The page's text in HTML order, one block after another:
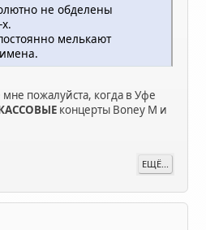
не обделены
мелькают
пожалуйста, когда в Уфе
концерты Boney M и
ЕЩЁ...